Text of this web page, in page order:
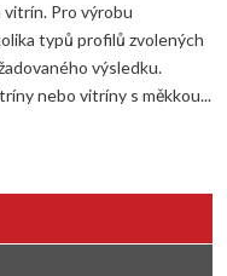
Pro výrobu
typů profilů zvolených
výsledku.
nebo vitríny s měkkou...